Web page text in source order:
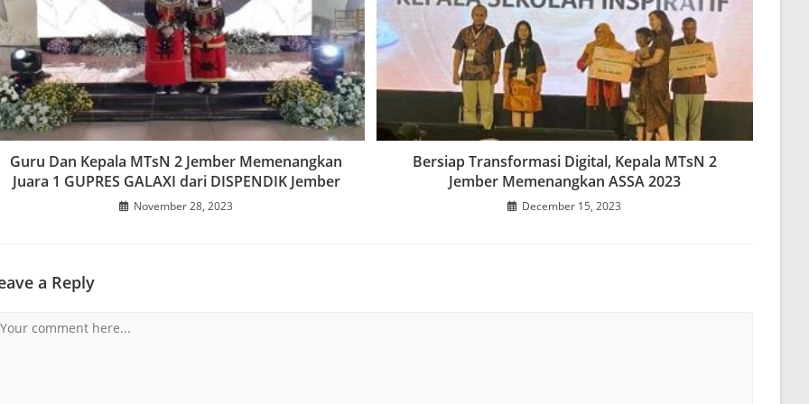
Guru Dan Kepala MTsN 2 Jember Memenangkan
Juara 1 GUPRES GALAXI dari DISPENDIK Jember
November 28, 2023
Bersiap Transformasi Digital, Kepala MTsN 2
Jember Memenangkan ASSA 2023
December 15, 2023
a Reply